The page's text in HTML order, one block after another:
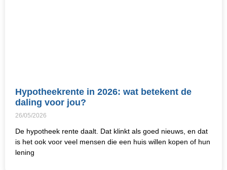
Hypotheekrente in 2026: wat betekent de
daling voor jou?
26/05/2026
De hypotheek rente daalt. Dat klinkt als goed nieuws, en dat
is het ook voor veel mensen die een huis willen kopen of hun
lening